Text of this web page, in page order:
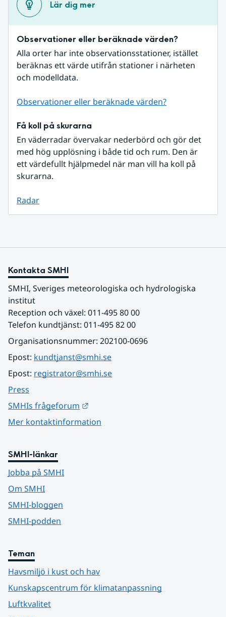
Lär dig mer
Observationer eller beräknade värden?
Alla orter har inte observationsstationer, istället
beräknas ett värde utifrån stationer i närheten
och modelldata.
Observationer eller beräknade värden?
Få koll på skurarna
En väderradar övervakar nederbörd och gör det
med hög upplösning i både tid och rum. Den är
ett värdefullt hjälpmedel när man vill ha koll på
skurarna.
Radar
Kontakta SMHI
SMHI, Sveriges meteorologiska och hydrologiska
institut
Reception och växel: 011-495 80 00
Telefon kundtjänst: 011-495 82 00
Organisationsnummer: 202100-0696
Epost: kundtjanst@smhi.se
Epost: registrator@smhi.se
Press
SMHIs frågeforum
Mer kontaktinformation
SMHI-länkar
Jobba på SMHI
Om SMHI
SMHI-bloggen
SMHI-podden
Teman
Havsmiljö i kust och hav
Kunskapscentrum för klimatanpassning
Luftkvalitet